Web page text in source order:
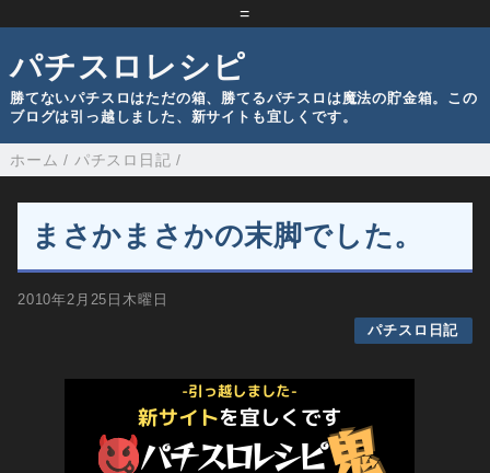
=
パチスロレシピ
勝てないパチスロはただの箱、勝てるパチスロは魔法の貯金箱。この
ブログは引っ越しました、新サイトも宜しくです。
ホーム / パチスロ日記 /
まさかまさかの末脚でした。
2010年2月25日木曜日
パチスロ日記